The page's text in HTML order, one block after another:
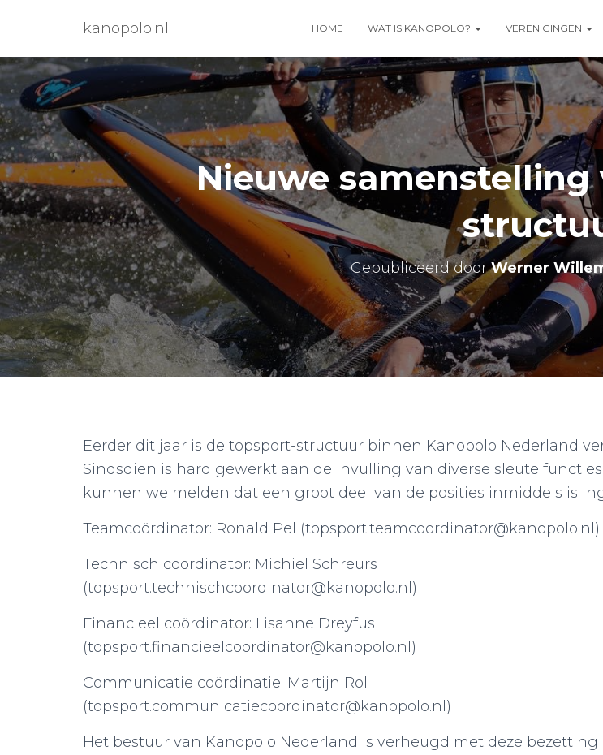
kanopolo.nl HOME WAT IS KANOPOLO? VERENIGINGEN
Nieuwe
Gepubliceerd doorWerner
Eerder dit jaar is de topsport-structuur binnen Kanopolo Nederland
Sindsdien is hard gewerkt aan de invulling van diverse
kunnen we melden dat een groot deel van de posities inmiddels is
Teamcoördinator: Ronald Pel (topsport.teamcoordinator@kanopolo.nl)
Technisch coördinator: Michiel Schreurs
(topsport.technischcoordinator@kanopolo.nl)
Financieel coördinator: Lisanne Dreyfus
(topsport.financieelcoordinator@kanopolo.nl)
Communicatie coördinatie: Martijn Rol
(topsport.communicatiecoordinator@kanopolo.nl)
Het bestuur van Kanopolo Nederland is verheugd met deze